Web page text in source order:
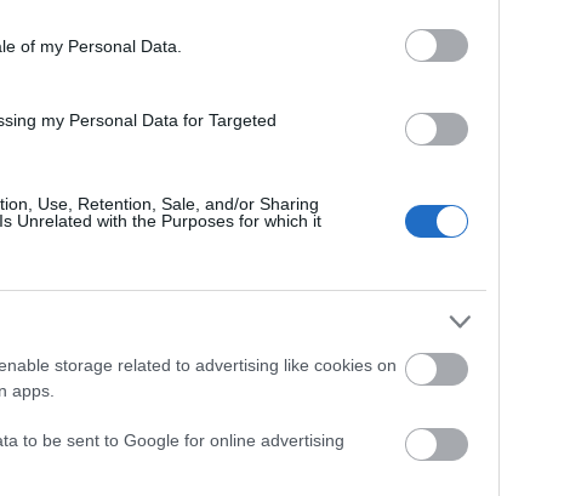
of my Personal Data.
my Personal Data for Targeted
Use, Retention, Sale, and/or Sharing
Unrelated with the Purposes for which it
storage related to advertising like cookies on
apps.
to be sent to Google for online advertising
nagyvilágban, a
pillanatra sem
ahogy én látom.
DRKUKTA